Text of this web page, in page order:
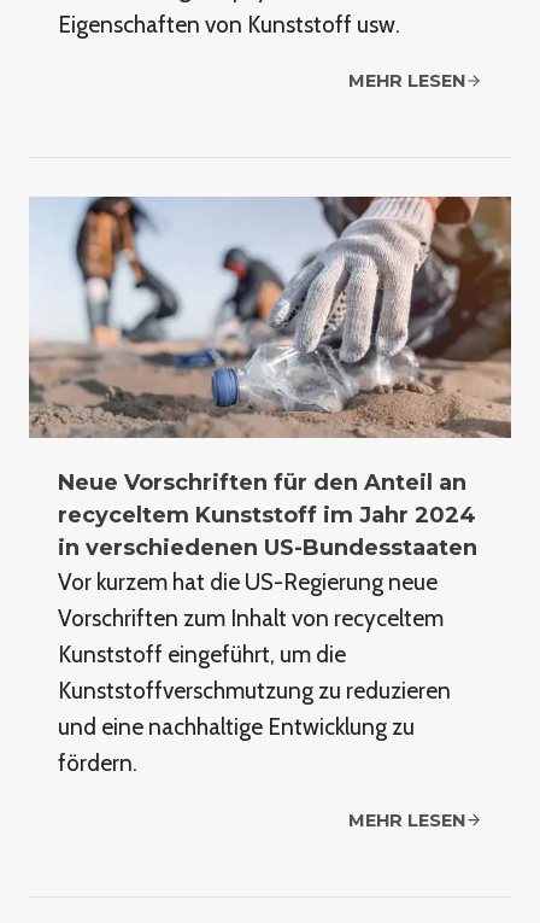
Eigenschaften von Kunststoff usw.
MEHR LESEN
Neue Vorschriften für den Anteil an
recyceltem Kunststoff im Jahr 2024
in verschiedenen US-Bundesstaaten
Vor kurzem hat die US-Regierung neue
Vorschriften zum Inhalt von recyceltem
Kunststoff eingeführt, um die
Kunststoffverschmutzung zu reduzieren
und eine nachhaltige Entwicklung zu
fördern.
MEHR LESEN